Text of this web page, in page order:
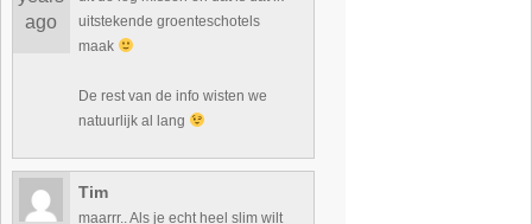
ago
uitstekende groenteschotels
maak
De rest van de info wisten we
natuurlijk al lang
Tim
maarrr.. Als je echt heel slim wilt